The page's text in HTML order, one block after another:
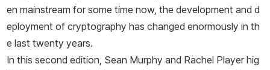
en mainstream for some time now, the development and d
eployment of cryptography has changed enormously in th
e last twenty years.
In this second edition, Sean Murphy and Rachel Player hig